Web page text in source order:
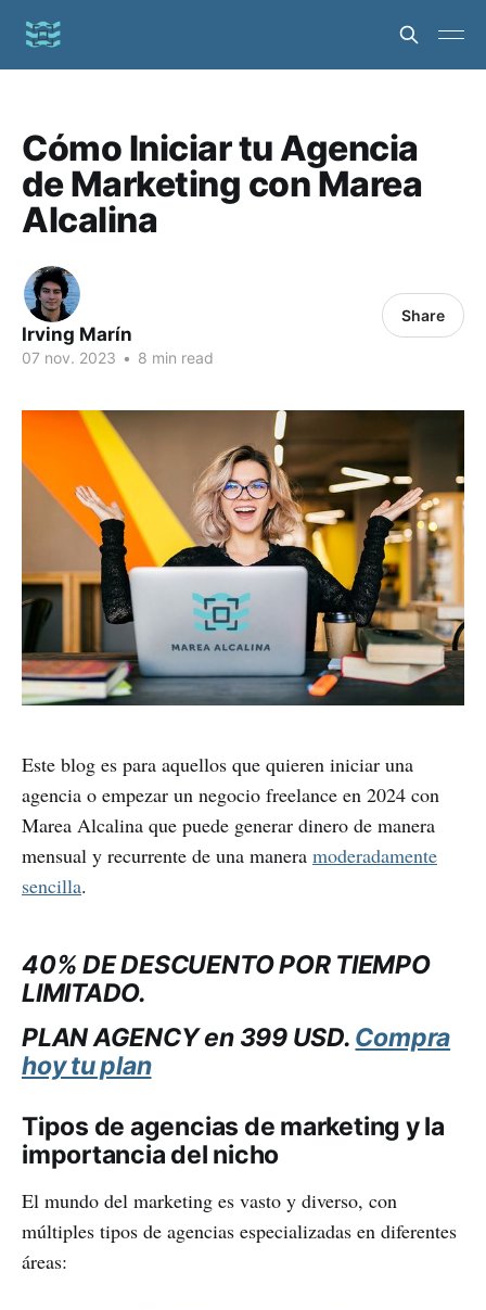
Cómo Iniciar tu Agencia
de Marketing con Marea
Alcalina
Irving Marín
07 nov. 2023 • 8 min read
Share
Este blog es para aquellos que quieren iniciar una
agencia o empezar un negocio freelance en 2024 con
Marea Alcalina que puede generar dinero de manera
mensual y recurrente de una manera moderadamente
sencilla.
40% DE DESCUENTO POR TIEMPO
LIMITADO.
PLAN AGENCY en 399 USD. Compra
hoy tu plan
Tipos de agencias de marketing y la
importancia del nicho
El mundo del marketing es vasto y diverso, con
múltiples tipos de agencias especializadas en diferentes
áreas: